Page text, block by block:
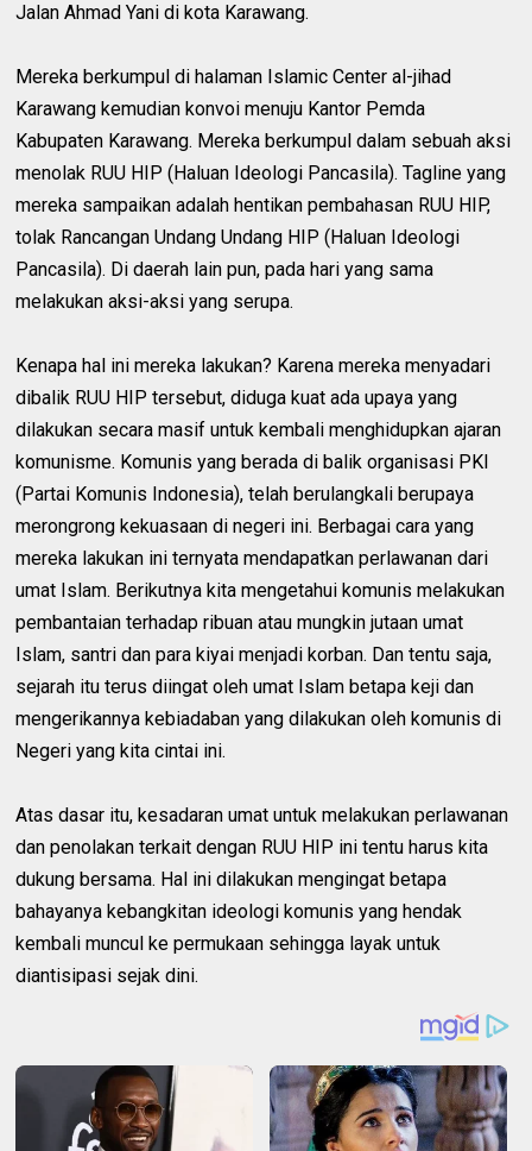
Jalan Ahmad Yani di kota Karawang.
Mereka berkumpul di halaman Islamic Center al-jihad
Karawang kemudian konvoi menuju Kantor Pemda
Kabupaten Karawang. Mereka berkumpul dalam sebuah aksi
menolak RUU HIP (Haluan Ideologi Pancasila). Tagline yang
mereka sampaikan adalah hentikan pembahasan RUU HIP,
tolak Rancangan Undang Undang HIP (Haluan Ideologi
Pancasila). Di daerah lain pun, pada hari yang sama
melakukan aksi-aksi yang serupa.
Kenapa hal ini mereka lakukan? Karena mereka menyadari
dibalik RUU HIP tersebut, diduga kuat ada upaya yang
dilakukan secara masif untuk kembali menghidupkan ajaran
komunisme. Komunis yang berada di balik organisasi PKI
(Partai Komunis Indonesia), telah berulangkali berupaya
merongrong kekuasaan di negeri ini. Berbagai cara yang
mereka lakukan ini ternyata mendapatkan perlawanan dari
umat Islam. Berikutnya kita mengetahui komunis melakukan
pembantaian terhadap ribuan atau mungkin jutaan umat
Islam, santri dan para kiyai menjadi korban. Dan tentu saja,
sejarah itu terus diingat oleh umat Islam betapa keji dan
mengerikannya kebiadaban yang dilakukan oleh komunis di
Negeri yang kita cintai ini.
Atas dasar itu, kesadaran umat untuk melakukan perlawanan
dan penolakan terkait dengan RUU HIP ini tentu harus kita
dukung bersama. Hal ini dilakukan mengingat betapa
bahayanya kebangkitan ideologi komunis yang hendak
kembali muncul ke permukaan sehingga layak untuk
diantisipasi sejak dini.